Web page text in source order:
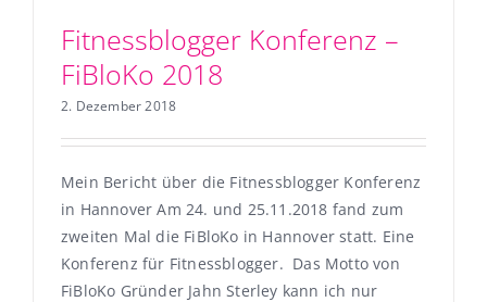
Fitnessblogger Konferenz –
FiBloKo 2018
2. Dezember 2018
Mein Bericht über die Fitnessblogger Konferenz
in Hannover Am 24. und 25.11.2018 fand zum
zweiten Mal die FiBloKo in Hannover statt. Eine
Konferenz für Fitnessblogger. Das Motto von
FiBloKo Gründer Jahn Sterley kann ich nur